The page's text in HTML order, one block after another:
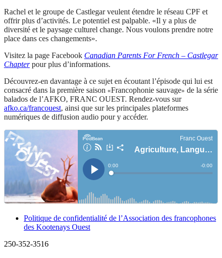
Rachel et le groupe de Castlegar veulent étendre le réseau CPF et
offrir plus d’activités. Le potentiel est palpable. «Il y a plus de
diversité et le paysage culturel change. Nous voulons prendre notre
place dans ces changements».
Visitez la page Facebook Canadian Parents For French – Castlegar
Chapterpour plus d’informations.
Découvrez-en davantage à ce sujet en écoutant l’épisode qui lui est
consacré dans la première saison «Francophonie sauvage» de la série
balados de l’AFKO, FRANC OUEST. Rendez-vous sur
afko.ca/francouest, ainsi que sur les principales plateformes
numériques de diffusion audio pour y accéder.
Politique de confidentialité de l’Association des francophones
des Kootenays Ouest
250-352-3516